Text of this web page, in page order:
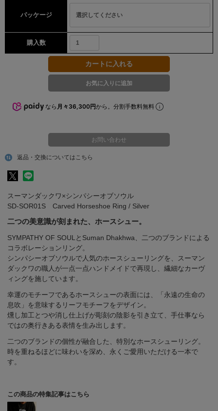
パッケージ
購入数
なら 月々36,300円から。分割手数料無料
返品・交換についてはこちら
お問い合わせ
スーマンダックワ×シンパシーオブソウル
SD-SOR01S Carved Horseshoe Ring / Silver
二つの美意識が刻まれた、ホースシュー。
SYMPATHY OF SOULとSuman Dhakhwa、二つのブランドによる
コラボレーションリング。
シンパシーオブソウルで人気のホースシューリングを、スーマン
ダックワの職人が一点一点ハンドメイドで再現し、繊細なカーヴ
ィングを施しています。
幸運のモチーフであるホースシューの表面には、「永遠の生命の
息吹」を意味するリーフモチーフをデザイン。
燻し加工とつや消し仕上げが彫刻の陰影を引き立て、手仕事なら
ではの奥行きある表情を生み出します。
二つのブランドの個性が融合した、特別なホースシューリング。
時を重ねるほどに味わいを深め、永くご愛用いただける一本で
す。
この商品の特集記事はこちら